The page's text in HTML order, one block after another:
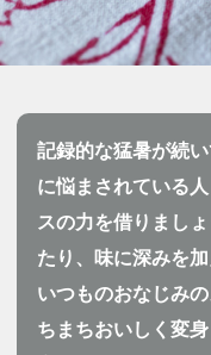
記録的な猛暑が続
に悩まされている
スの力を借りまし
たり、味に深みを
いつものおなじみ
ちまちおいしく変